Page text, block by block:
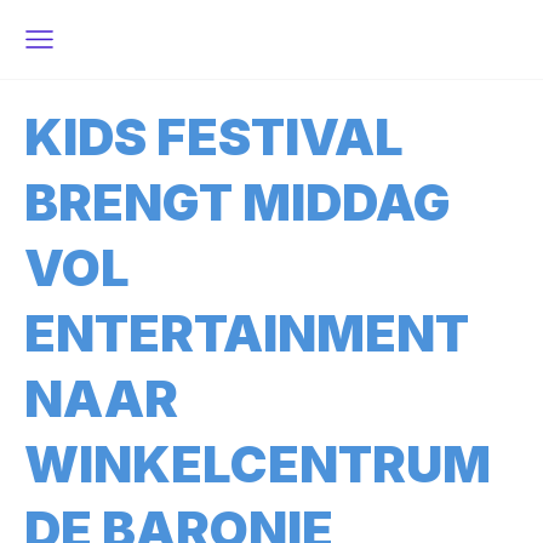
KIDS FESTIVAL
BRENGT MIDDAG
VOL
ENTERTAINMENT
NAAR
WINKELCENTRUM
DE BARONIE